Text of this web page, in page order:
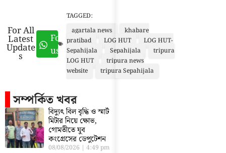
For All
Latest
Update
s
Follow
us
TAGGED:
agartala news
khabare
pratibad
LOG HUT
LOG HUT-
Sepahijala
Sepahijala
tripura
LOG HUT
tripura news
website
tripura Sepahijala
সম্পর্কিত খবর
বিদ্যুৎ বিল বৃদ্ধি ও স্মার্ট
মিটার নিয়ে ক্ষোভ,
গোমতীতে যুব
কংগ্রেসের ডেপুটেশন
08/08/2026 4:49 pm